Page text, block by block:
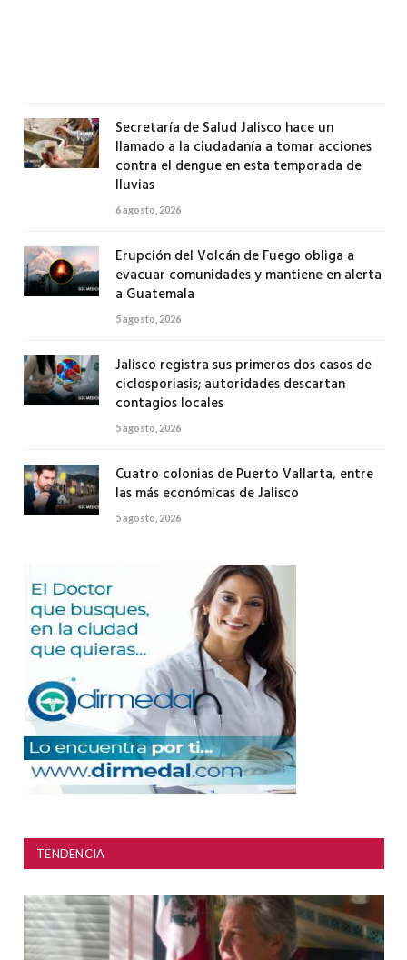
Secretaría de Salud Jalisco hace un
llamado a la ciudadanía a tomar acciones
contra el dengue en esta temporada de
lluvias
6 agosto, 2026
Erupción del Volcán de Fuego obliga a
evacuar comunidades y mantiene en alerta
a Guatemala
5 agosto, 2026
Jalisco registra sus primeros dos casos de
ciclosporiasis; autoridades descartan
contagios locales
5 agosto, 2026
Cuatro colonias de Puerto Vallarta, entre
las más económicas de Jalisco
5 agosto, 2026
TENDENCIA